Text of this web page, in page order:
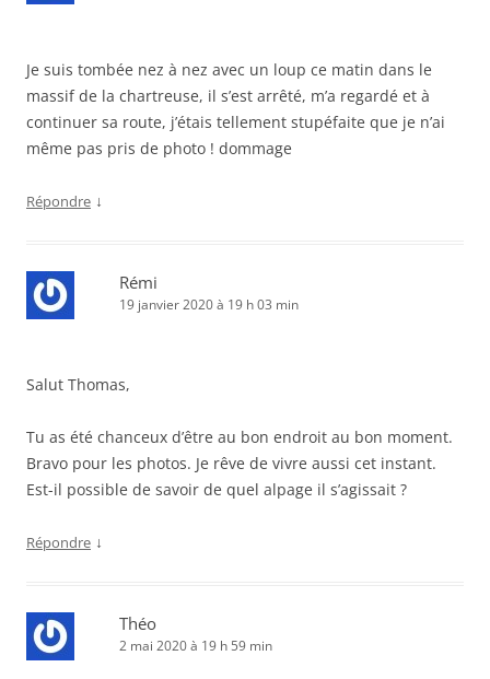
Je suis tombée nez à nez avec un loup ce matin dans le
massif de la chartreuse, il s’est arrêté, m’a regardé et à
continuer sa route, j’étais tellement stupéfaite que je n’ai
même pas pris de photo ! dommage
Répondre ↓
Rémi
19 janvier 2020 à 19 h 03 min
Salut Thomas,
Tu as été chanceux d’être au bon endroit au bon moment.
Bravo pour les photos. Je rêve de vivre aussi cet instant.
Est-il possible de savoir de quel alpage il s’agissait ?
Répondre ↓
Théo
2 mai 2020 à 19 h 59 min